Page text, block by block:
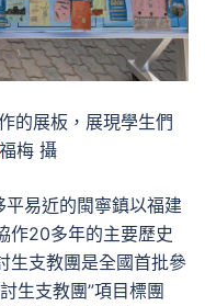
的展板，展現學生們
福梅 攝
平易近的閩寧鎮以福建
作20多年的主要歷史
生支教團是全國首批參
生支教團”項目標團